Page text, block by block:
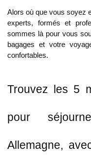
Alors où que vous soyez
experts, formés et
sommes là pour vous
bagages et votre
confortables.
Trouvez les 5
pour
Allemagne,